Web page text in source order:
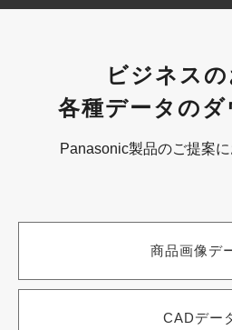
ビジネス
各種データのダ
Panasonic製品のご提案
商品画像デ
CADデー